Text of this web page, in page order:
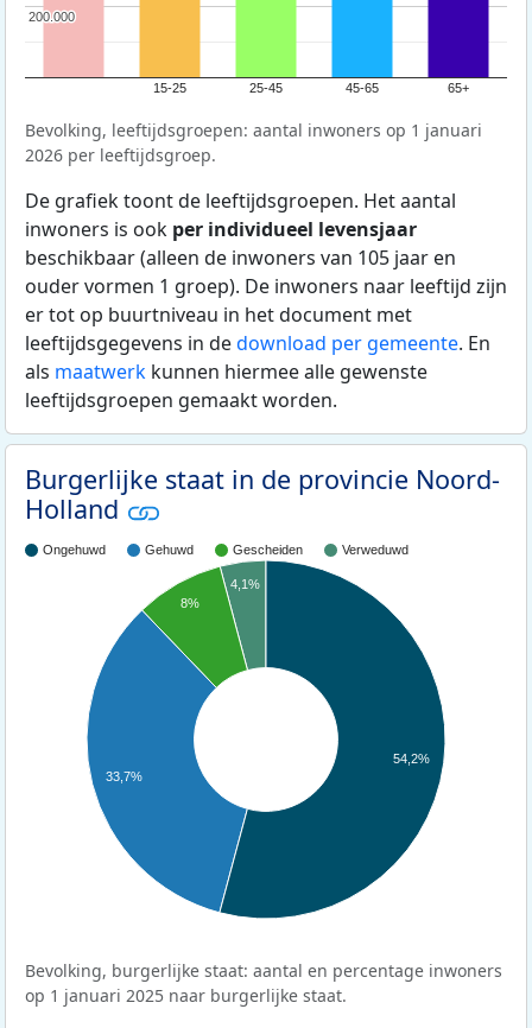
15-25 25-45 45-65 65+
200.000
200.000
Bevolking, leeftijdsgroepen: aantal inwoners op 1 januari
2026 per leeftijdsgroep.
De grafiek toont de leeftijdsgroepen. Het aantal
inwoners is ook per individueel levensjaar
beschikbaar (alleen de inwoners van 105 jaar en
ouder vormen 1 groep). De inwoners naar leeftijd zijn
er tot op buurtniveau in het document met
leeftijdsgegevens in dedownload per gemeente. En
als maatwerk kunnen hiermee alle gewenste
leeftijdsgroepen gemaakt worden.
Burgerlijke staat in de provincie Noord-
Holland
Ongehuwd Gehuwd Gescheiden Verweduwd
4,1%
8%
33,7%
54,2%
Bevolking, burgerlijke staat: aantal en percentage inwoners
op 1 januari 2025 naar burgerlijke staat.